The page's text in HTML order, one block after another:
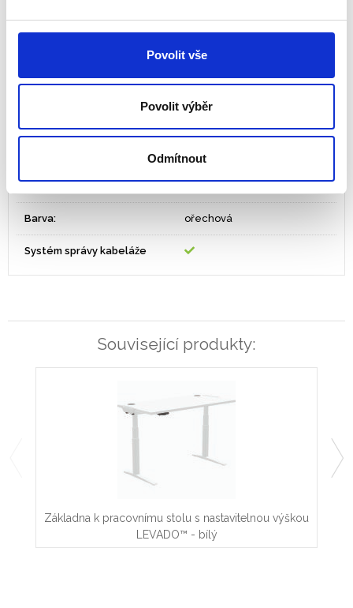
Povolit vše
Povolit výběr
Odmítnout
Základna k pracovnímu stolu se prodává samostatně
PDF
1400/1600/1800 x 800 x 25
ZÓNA 4 – Čisté a
uspořádané pracoviště
Barva: ořechová
Systém správy kabeláže
Související produkty:
Základna k pracovnímu stolu s nastavitelnou výškou
LEVADO™ - bílý